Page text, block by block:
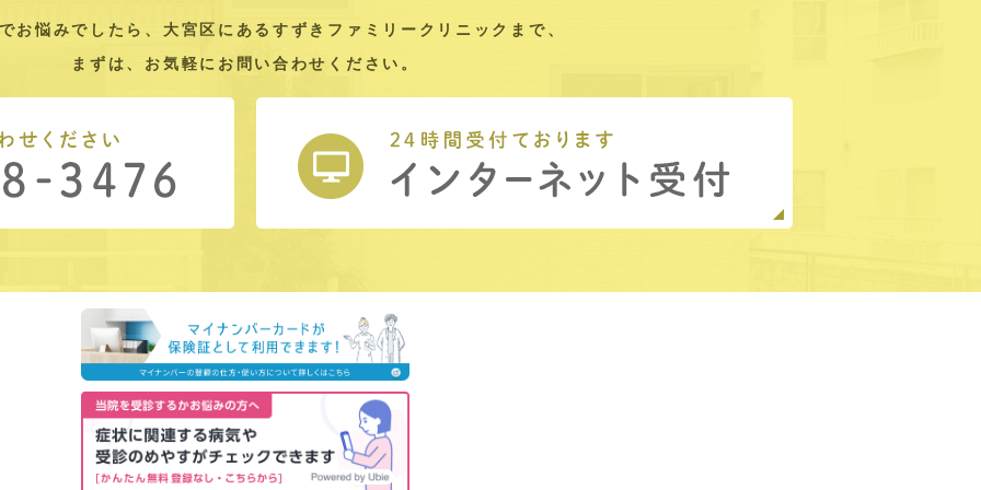
お悩みでしたら、大宮区にあるすずきファミリークリニックまで、
まずは、お気軽にお問い合わせください。